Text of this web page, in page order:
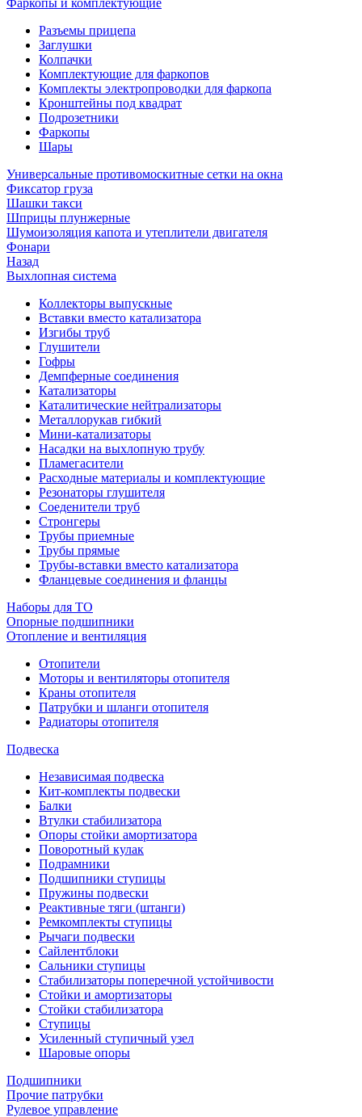
Фаркопы и комплектующие
Разъемы прицепа
Заглушки
Колпачки
Комплектующие для фаркопов
Комплекты электропроводки для фаркопа
Кронштейны под квадрат
Подрозетники
Фаркопы
Шары
Универсальные противомоскитные сетки на окна
Фиксатор груза
Шашки такси
Шприцы плунжерные
Шумоизоляция капота и утеплители двигателя
Фонари
Назад
Выхлопная система
Коллекторы выпускные
Вставки вместо катализатора
Изгибы труб
Глушители
Гофры
Демпферные соединения
Катализаторы
Каталитические нейтрализаторы
Металлорукав гибкий
Мини-катализаторы
Насадки на выхлопную трубу
Пламегасители
Расходные материалы и комплектующие
Резонаторы глушителя
Соеденители труб
Стронгеры
Трубы приемные
Трубы прямые
Трубы-вставки вместо катализатора
Фланцевые соединения и фланцы
Наборы для ТО
Опорные подшипники
Отопление и вентиляция
Отопители
Моторы и вентиляторы отопителя
Краны отопителя
Патрубки и шланги отопителя
Радиаторы отопителя
Подвеска
Независимая подвеска
Кит-комплекты подвески
Балки
Втулки стабилизатора
Опоры стойки амортизатора
Поворотный кулак
Подрамники
Подшипники ступицы
Пружины подвески
Реактивные тяги (штанги)
Ремкомплекты ступицы
Рычаги подвески
Сайлентблоки
Сальники ступицы
Стабилизаторы поперечной устойчивости
Стойки и амортизаторы
Стойки стабилизатора
Ступицы
Усиленный ступичный узел
Шаровые опоры
Подшипники
Прочие патрубки
Рулевое управление